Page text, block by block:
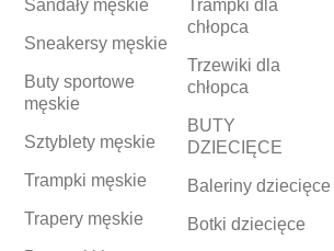
Sandały męskie
Sneakersy męskie
Buty sportowe
męskie
Sztyblety męskie
Trampki męskie
Trapery męskie
Trampki dla
chłopca
Trzewiki dla
chłopca
BUTY
DZIECIĘCE
Baleriny dziecięce
Botki dziecięce